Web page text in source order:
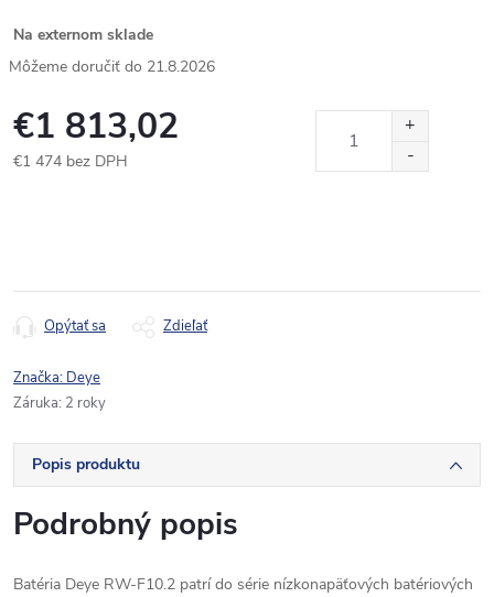
Na externom sklade
21.8.2026
€1 813,02
€1 474 bez DPH
Opýtať sa Zdieľať
Značka: Deye
Záruka: 2 roky
Popis produktu
Podrobný popis
Batéria Deye RW-F10.2 patrí do série nízkonapäťových batériových